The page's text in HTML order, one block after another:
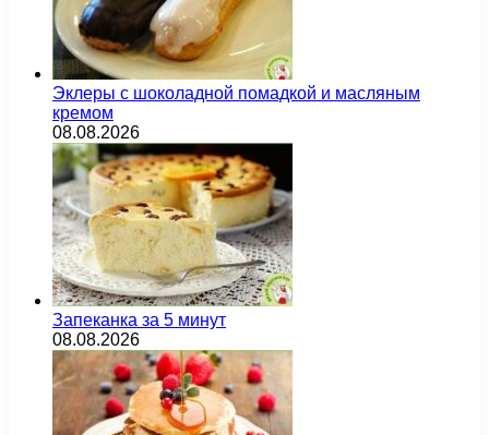
Эклеры с шоколадной помадкой и масляным
кремом
08.08.2026
Запеканка за 5 минут
08.08.2026